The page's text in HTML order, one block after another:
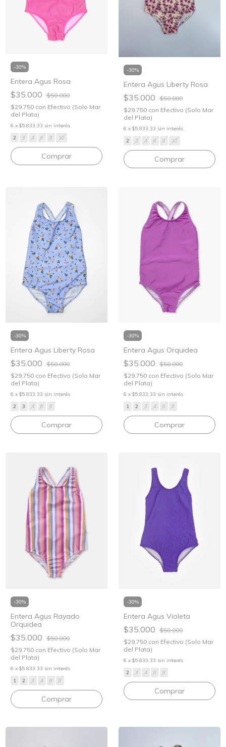
-30%
Entera Agus Rosa
$35.000 $50.000
$29.750 con Efectivo (Solo Mar
del Plata)
6 x $5.833,33 sin interés
2
3 4 6 8 10
Comprar
-30%
Entera Agus Liberty Rosa
$35.000 $50.000
$29.750 con Efectivo (Solo Mar
del Plata)
6 x $5.833,33 sin interés
2
3 4 6 8 10
Comprar
-30%
Entera Agus Liberty Rosa
$35.000 $50.000
$29.750 con Efectivo (Solo Mar
del Plata)
6 x $5.833,33 sin interés
2
3 4 6 8
Comprar
-30%
Entera Agus Orquidea
$35.000 $50.000
$29.750 con Efectivo (Solo Mar
del Plata)
6 x $5.833,33 sin interés
1
2 3 4 6 8
Comprar
-30%
Entera Agus Rayado
Orquidea
$35.000 $50.000
$29.750 con Efectivo (Solo Mar
del Plata)
6 x $5.833,33 sin interés
1
2 3 4 6 8
Comprar
-30%
Entera Agus Violeta
$35.000 $50.000
$29.750 con Efectivo (Solo Mar
del Plata)
6 x $5.833,33 sin interés
2
3 4 6 8
Comprar